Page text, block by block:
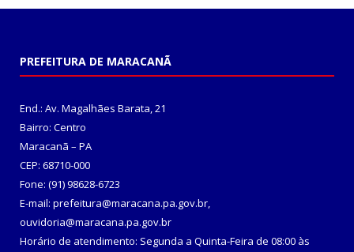
PREFEITURA DE MARACANÃ
End.: Av. Magalhães Barata, 21
Bairro: Centro
Maracanã – PA
CEP: 68710-000
Fone: (91) 98628-6723
E-mail: prefeitura@maracana.pa.gov.br,
ouvidoria@maracana.pa.gov.br
Horário de atendimento: Segunda a Quinta-Feira de 08:00 às